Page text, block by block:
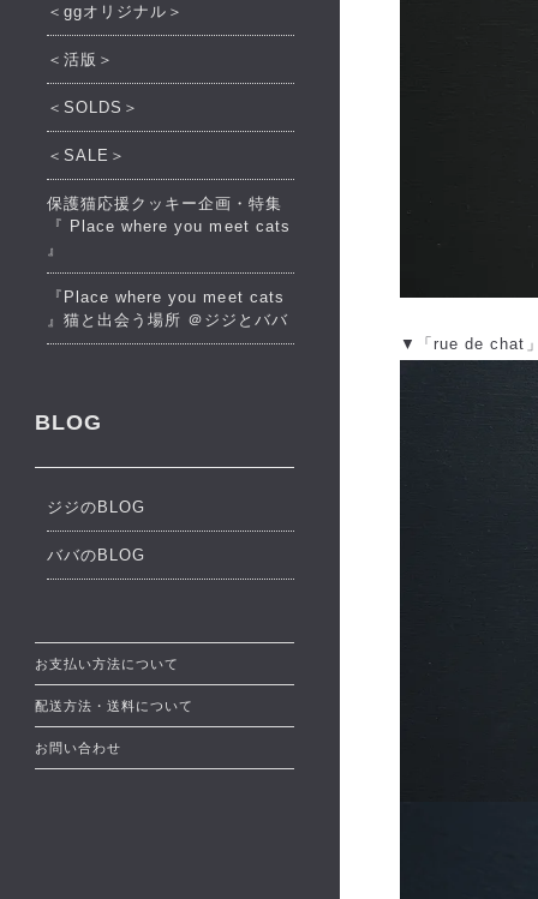
▼「rue de chat
＜ggオリジナル＞
＜活版＞
＜SOLDS＞
＜SALE＞
保護猫応援クッキー企画・特集
『 Place where you meet cats
』
『Place where you meet cats
』猫と出会う場所 ＠ジジとババ
BLOG
ジジのBLOG
ババのBLOG
お支払い方法について
配送方法・送料について
お問い合わせ